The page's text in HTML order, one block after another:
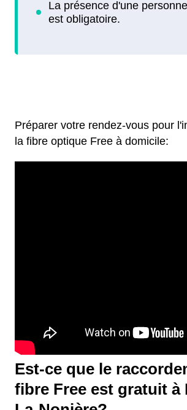
Préparer votre rendez-vous pour
la fibre optique Free à domicile:
Est-ce que le
fibre Free est gratuit à